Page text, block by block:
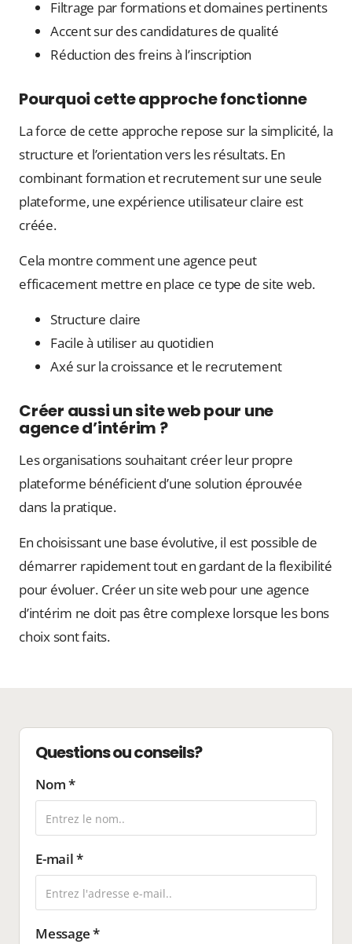
Filtrage par formations et domaines pertinents
Accent sur des candidatures de qualité
Réduction des freins à l’inscription
Pourquoi cette approche fonctionne
La force de cette approche repose sur la simplicité, la
structure et l’orientation vers les résultats. En
combinant formation et recrutement sur une seule
plateforme, une expérience utilisateur claire est
créée.
Cela montre comment une agence peut
efficacement mettre en place ce type de site web.
Structure claire
Facile à utiliser au quotidien
Axé sur la croissance et le recrutement
Créer aussi un site web pour une
agence d’intérim ?
Les organisations souhaitant créer leur propre
plateforme bénéficient d’une solution éprouvée
dans la pratique.
En choisissant une base évolutive, il est possible de
démarrer rapidement tout en gardant de la flexibilité
pour évoluer. Créer un site web pour une agence
d’intérim ne doit pas être complexe lorsque les bons
choix sont faits.
Questions ou conseils?
Nom *
E-mail *
Message *